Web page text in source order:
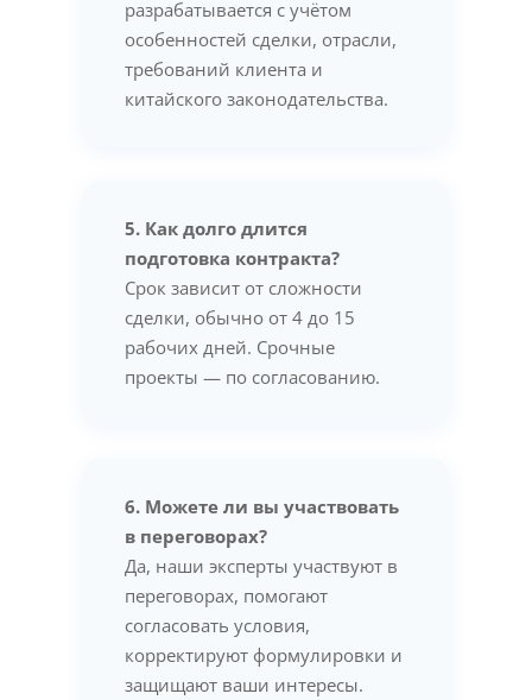
разрабатывается с учётом
особенностей сделки, отрасли,
требований клиента и
китайского законодательства.
5. Как долго длится
подготовка контракта?
Срок зависит от сложности
сделки, обычно от 4 до 15
рабочих дней. Срочные
проекты — по согласованию.
6. Можете ли вы участвовать
в переговорах?
Да, наши эксперты участвуют в
переговорах, помогают
согласовать условия,
корректируют формулировки и
защищают ваши интересы.